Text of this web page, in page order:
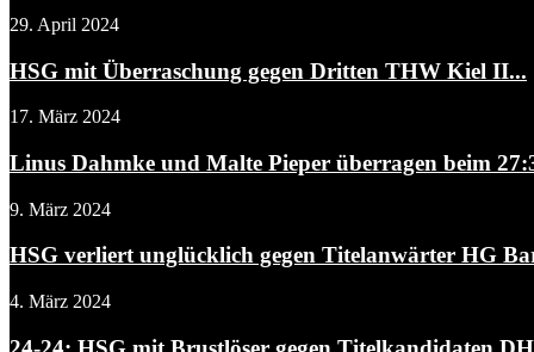
29. April 2024
HSG mit Überraschung gegen Dritten THW Kiel II...
17. März 2024
Linus Dahmke und Malte Pieper überragen beim
9. März 2024
HSG verliert unglücklich gegen Titelanwärter HG
4. März 2024